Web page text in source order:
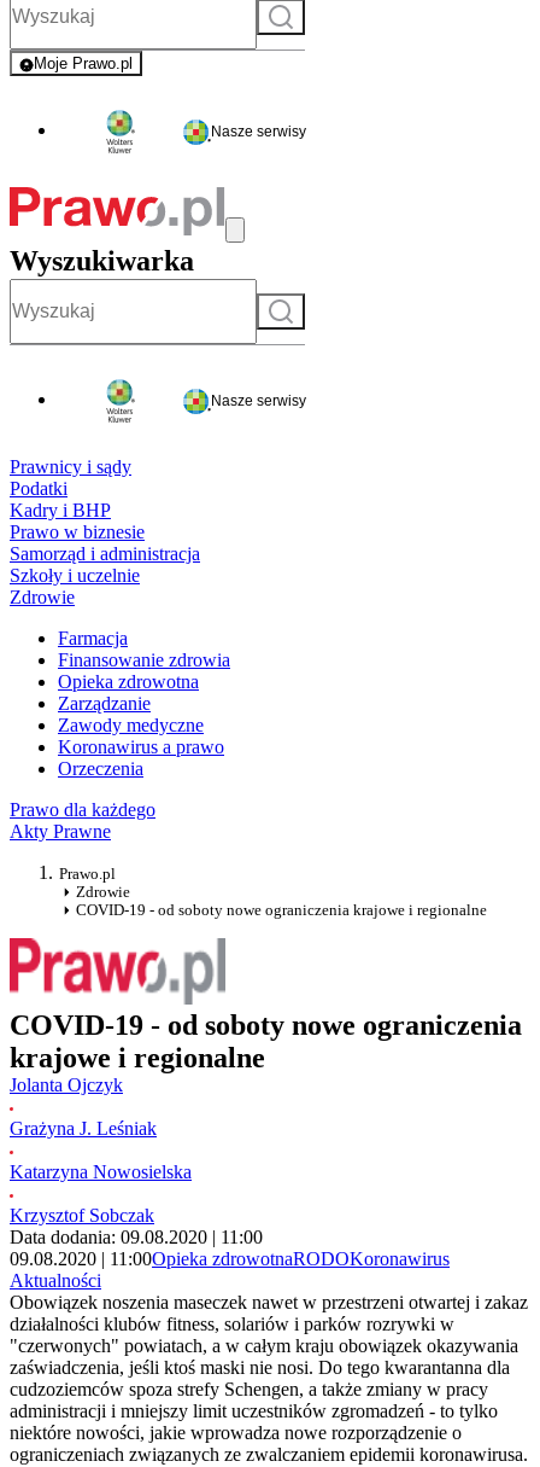
Szukaj
Moje Prawo.pl
- rejestracja i logowanie do serwisu
Nasze serwisy
Wyszukiwarka
Szukaj
Nasze serwisy
Prawnicy i sądy
Podatki
Kadry i BHP
Prawo w biznesie
Samorząd i administracja
Szkoły i uczelnie
Zdrowie
Farmacja
Finansowanie zdrowia
Opieka zdrowotna
Zarządzanie
Zawody medyczne
Koronawirus a prawo
Orzeczenia
Prawo dla każdego
Akty Prawne
Prawo.pl
Zdrowie
COVID-19 - od soboty nowe ograniczenia krajowe i regionalne
COVID-19 - od soboty nowe ograniczenia
krajowe i regionalne
Jolanta Ojczyk
Grażyna J. Leśniak
Katarzyna Nowosielska
Krzysztof Sobczak
Data dodania: 09.08.2020 | 11:00
09.08.2020 | 11:00Opieka zdrowotnaRODOKoronawirus
Aktualności
Obowiązek noszenia maseczek nawet w przestrzeni otwartej i zakaz
działalności klubów fitness, solariów i parków rozrywki w
"czerwonych" powiatach, a w całym kraju obowiązek okazywania
zaświadczenia, jeśli ktoś maski nie nosi. Do tego kwarantanna dla
cudzoziemców spoza strefy Schengen, a także zmiany w pracy
administracji i mniejszy limit uczestników zgromadzeń - to tylko
niektóre nowości, jakie wprowadza nowe rozporządzenie o
ograniczeniach związanych ze zwalczaniem epidemii koronawirusa.